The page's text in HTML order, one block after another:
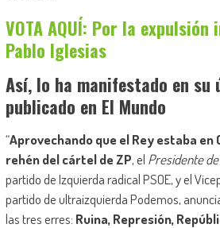
VOTA AQUÍ: Por la expulsión
Pablo Iglesias
Así, lo ha manifestado en
publicado en El Mundo
“Aprovechando que el Rey estaba en
rehén del cártel de ZP, el Presidente
partido de Izquierda radical PSOE, y el
partido de ultraizquierda Podemos,
las tres erres: Ruina, Represión,